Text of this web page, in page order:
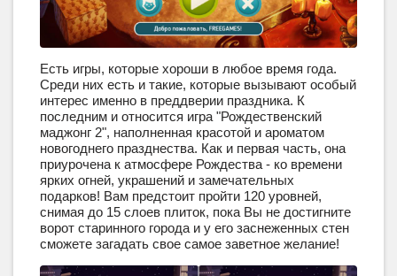
КАК СКАЧАТЬ
НОВОСТИ
Есть игры, которые хороши в любое время года.
Среди них есть и такие, которые вызывают особый
интерес именно в преддверии праздника. К
последним и относится игра "Рождественский
маджонг 2", наполненная красотой и ароматом
новогоднего празднества. Как и первая часть, она
приурочена к атмосфере Рождества - ко времени
ярких огней, украшений и замечательных
подарков! Вам предстоит пройти 120 уровней,
снимая до 15 слоев плиток, пока Вы не достигните
ворот старинного города и у его заснеженных стен
сможете загадать свое самое заветное желание!